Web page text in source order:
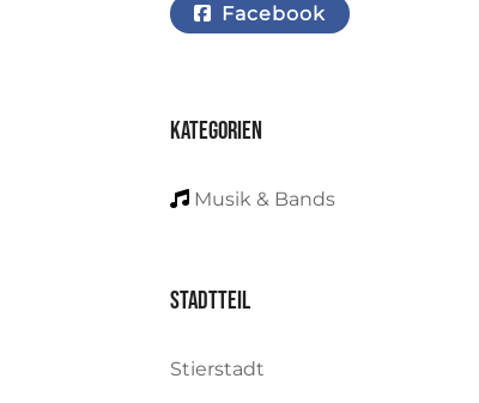
Facebook
Kategorien
Musik & Bands
Stadtteil
Stierstadt